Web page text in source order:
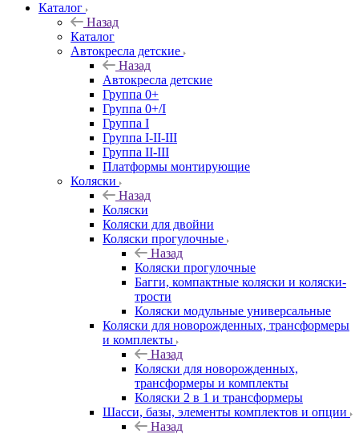
Каталог
Назад
Каталог
Автокресла детские
Назад
Автокресла детские
Группа 0+
Группа 0+/I
Группа I
Группа I-II-III
Группа II-III
Платформы монтирующие
Коляски
Назад
Коляски
Коляски для двойни
Коляски прогулочные
Назад
Коляски прогулочные
Багги, компактные коляски и коляски-
трости
Коляски модульные универсальные
Коляски для новорожденных, трансформеры
и комплекты
Назад
Коляски для новорожденных,
трансформеры и комплекты
Коляски 2 в 1 и трансформеры
Шасси, базы, элементы комплектов и опции
Назад